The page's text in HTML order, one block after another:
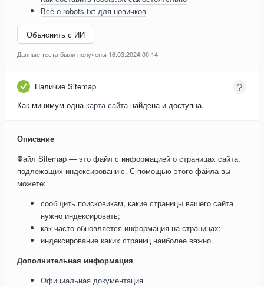
Всё о robots.txt для новичков
Объяснить с ИИ
Данные теста были получены 16.03.2024 00:14
Наличие Sitemap
Как минимум однакарта сайтанайдена и доступна.
Описание
Файл Sitemap — это файл с информацией о страницах сайта,
подлежащих индексированию. С помощью этого файла вы
можете:
сообщить поисковикам, какие страницы вашего сайта
нужно индексировать;
как часто обновляется информация на страницах;
индексирование каких страниц наиболее важно.
Дополнительная информация
Официальная документация